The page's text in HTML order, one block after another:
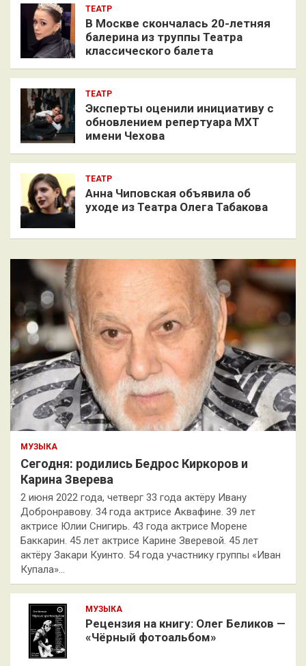
ТЕАТР
В Москве скончалась 20-летняя
балерина из труппы Театра
классического балета
ТЕАТР
Эксперты оценили инициативу с
обновлением репертуара МХТ
имени Чехова
ТЕАТР
Анна Чиповская объявила об
уходе из Театра Олега Табакова
МУЗЫКА
Сегодня: родились Бедрос Киркоров и
Карина Зверева
2 июня 2022 года, четверг 33 года актёру Ивану
Добронравову. 34 года актрисе Аквафине. 39 лет
актрисе Юлии Снигирь. 43 года актрисе Морене
Баккарин. 45 лет актрисе Карине Зверевой. 45 лет
актёру Закари Куинто. 54 года участнику группы «Иван
Купала»…
МУЗЫКА
Рецензия на книгу: Олег Беликов —
«Чёрный фотоальбом»